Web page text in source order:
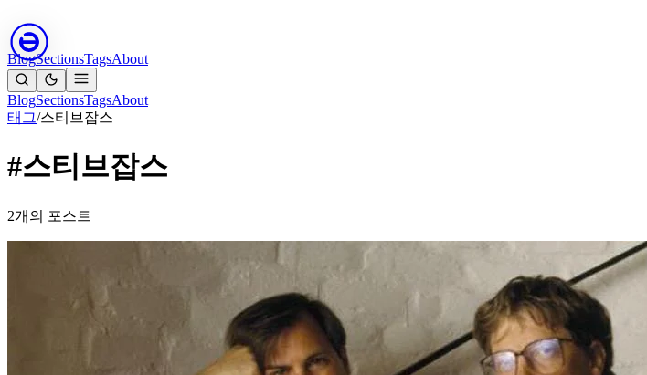
BlogSectionsTagsAbout
BlogSectionsTagsAbout
태그/스티브잡스
#스티브잡스
2개의 포스트